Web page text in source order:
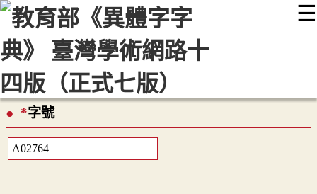
☰
::: 最新消息 常見問題 編輯說明
顯示模式
網站導覽
*字號